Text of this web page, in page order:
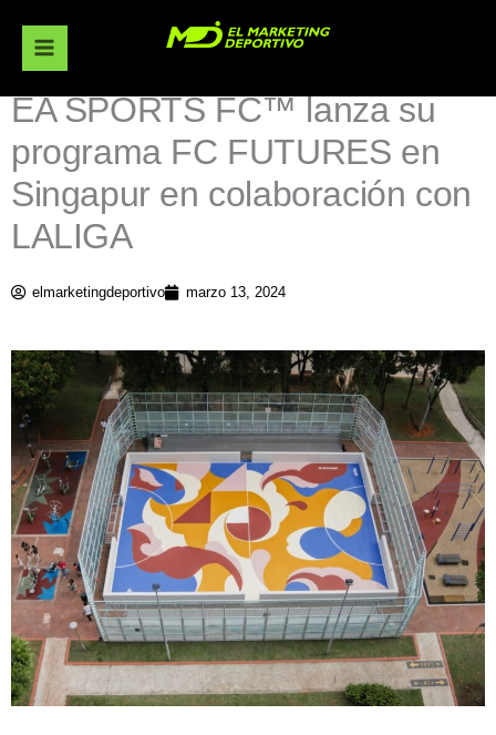
contenido
EA SPORTS FC™ lanza su
programa FC FUTURES en
Singapur en colaboración con
LALIGA
elmarketingdeportivo marzo 13, 2024